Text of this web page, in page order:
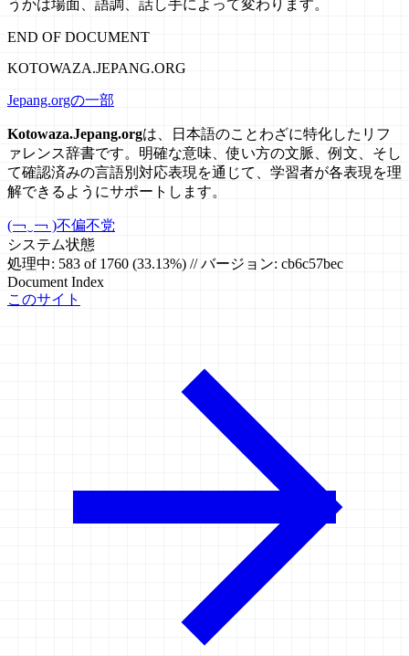
うかは場面、語調、話し手によって変わります。
END OF DOCUMENT
KOTOWAZA.JEPANG.ORG
Jepang.orgの一部
Kotowaza.Jepang.orgは、日本語のことわざに特化したリフ
ァレンス辞書です。明確な意味、使い方の文脈、例文、そし
て確認済みの言語別対応表現を通じて、学習者が各表現を理
解できるようにサポートします。
(￢‿￢ )不偏不党
システム状態
処理中: 583 of 1760 (33.13%) // バージョン: cb6c57bec
Document Index
このサイト